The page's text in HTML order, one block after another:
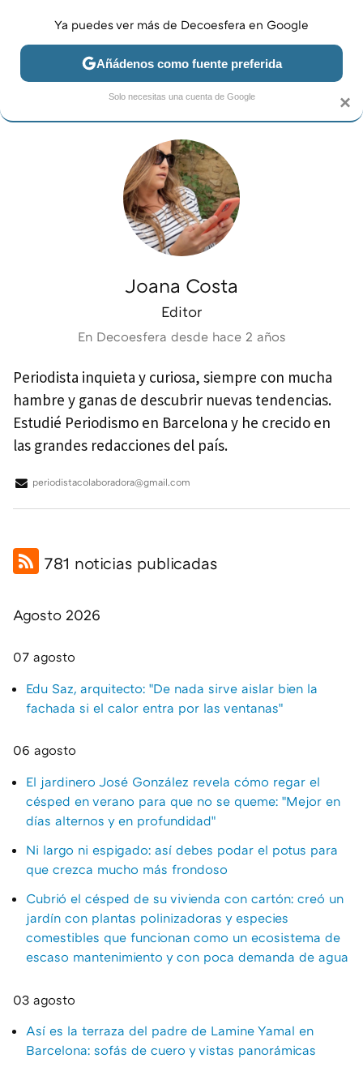
JARDÍN Y TERRAZA SALÓN DORMITORIO COCINA
Joana Costa
Editor
En Decoesfera desde hace 2 años
Periodista inquieta y curiosa, siempre con mucha
hambre y ganas de descubrir nuevas tendencias.
Estudié Periodismo en Barcelona y he crecido en
las grandes redacciones del país.
periodistacolaboradora@gmail.com
781 noticias publicadas
Agosto 2026
07 agosto
Edu Saz, arquitecto: "De nada sirve aislar bien la
fachada si el calor entra por las ventanas"
06 agosto
El jardinero José González revela cómo regar el
césped en verano para que no se queme: "Mejor en
días alternos y en profundidad"
Ni largo ni espigado: así debes podar el potus para
que crezca mucho más frondoso
Cubrió el césped de su vivienda con cartón: creó un
jardín con plantas polinizadoras y especies
comestibles que funcionan como un ecosistema de
escaso mantenimiento y con poca demanda de agua
03 agosto
Así es la terraza del padre de Lamine Yamal en
Barcelona: sofás de cuero y vistas panorámicas
×
Ya puedes ver más de Decoesfera en Google
Añádenos como fuente preferida
Solo necesitas una cuenta de Google